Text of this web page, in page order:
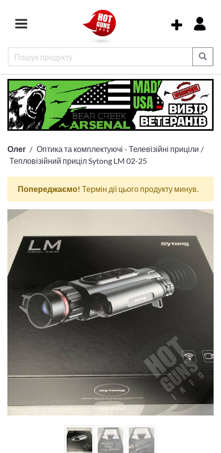
Олег
Оптика та комплектуючі - Телевізійні приціли
Тепловізійний приціл Sytong LM 02-25
Попереджаємо! Термін дії цього продукту минув.